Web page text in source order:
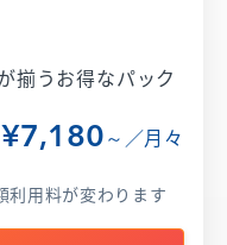
揃うお得なパック
¥7,180～／月々
利用料が変わります